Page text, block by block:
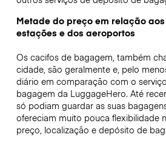
Metade do preço em relação
estações e dos aeroportos
Os cacifos de bagagem, também
cidade, são geralmente e, pelo
diário em comparação com o
bagagem da LuggageHero. Até
só podiam guardar as suas
ofereciam muito pouca flexibilidade
preço, localização e depósito de